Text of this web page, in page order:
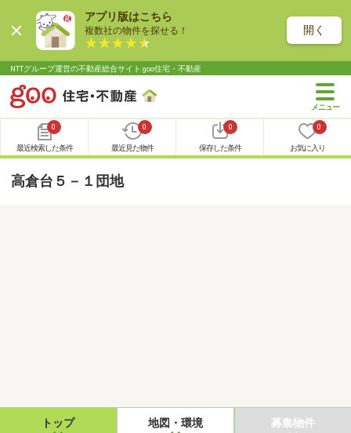
アプリ版はこちら
複数社の物件を探せる！ 開く
NTTグループ運営の不動産総合サイト goo住宅・不動産
0
最近検索した条件
0
最近見た物件
0
保存した条件
0
お気に入り
高倉台５－１団地
トップ 地図・環境 募集物件